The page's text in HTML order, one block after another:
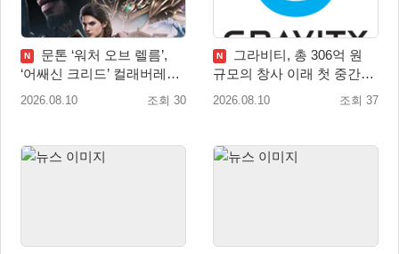
N
문톤 ‘워처 오브 렐름’,
‘어쌔신 크리드’ 컬래버레이
션 8월 20일 실시
2026.08.10 조회 30
N
그라비티, 총 306억 원
규모의 창사 이래 첫 중간배
당 확정
2026.08.10 조회 37